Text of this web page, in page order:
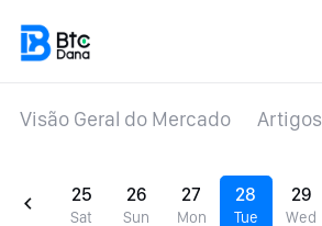
Visão Geral do Mercado Artigos
25
Sat
26
Sun
27
Mon
28
Tue
29
Wed